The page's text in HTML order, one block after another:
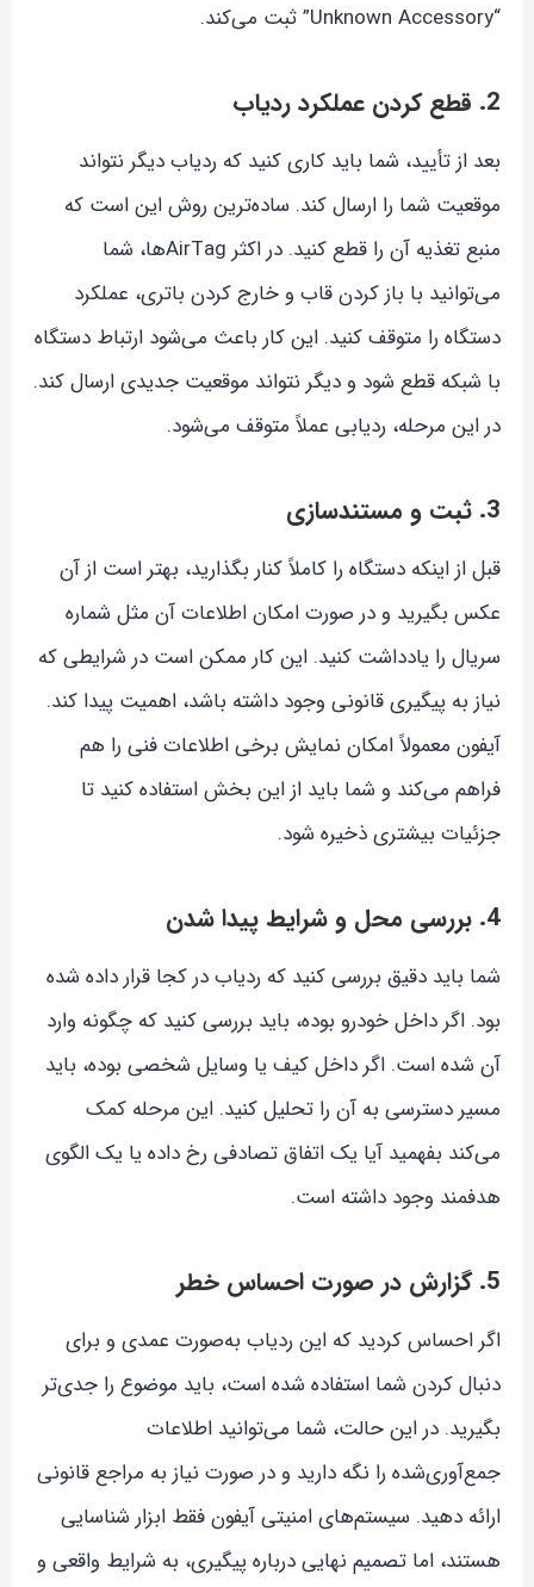
“Unknown Accessory” ثبت می‌کند.
2. قطع کردن عملکرد ردیاب
بعد از تأیید، شما باید کاری کنید که ردیاب دیگر نتواند
موقعیت شما را ارسال کند. ساده‌ترین روش این است که
منبع تغذیه آن را قطع کنید. در اکثر AirTagها، شما
می‌توانید با باز کردن قاب و خارج کردن باتری، عملکرد
دستگاه را متوقف کنید. این کار باعث می‌شود ارتباط دستگاه
با شبکه قطع شود و دیگر نتواند موقعیت جدیدی ارسال کند.
در این مرحله، ردیابی عملاً متوقف می‌شود.
3. ثبت و مستندسازی
قبل از اینکه دستگاه را کاملاً کنار بگذارید، بهتر است از آن
عکس بگیرید و در صورت امکان اطلاعات آن مثل شماره
سریال را یادداشت کنید. این کار ممکن است در شرایطی که
نیاز به پیگیری قانونی وجود داشته باشد، اهمیت پیدا کند.
آیفون معمولاً امکان نمایش برخی اطلاعات فنی را هم
فراهم می‌کند و شما باید از این بخش استفاده کنید تا
جزئیات بیشتری ذخیره شود.
4. بررسی محل و شرایط پیدا شدن
شما باید دقیق بررسی کنید که ردیاب در کجا قرار داده شده
بود. اگر داخل خودرو بوده، باید بررسی کنید که چگونه وارد
آن شده است. اگر داخل کیف یا وسایل شخصی بوده، باید
مسیر دسترسی به آن را تحلیل کنید. این مرحله کمک
می‌کند بفهمید آیا یک اتفاق تصادفی رخ داده یا یک الگوی
هدفمند وجود داشته است.
5. گزارش در صورت احساس خطر
اگر احساس کردید که این ردیاب به‌صورت عمدی و برای
دنبال کردن شما استفاده شده است، باید موضوع را جدی‌تر
بگیرید. در این حالت، شما می‌توانید اطلاعات
جمع‌آوری‌شده را نگه دارید و در صورت نیاز به مراجع قانونی
ارائه دهید. سیستم‌های امنیتی آیفون فقط ابزار شناسایی
هستند، اما تصمیم نهایی درباره پیگیری، به شرایط واقعی و